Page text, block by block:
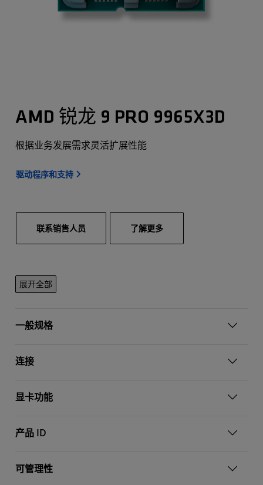
AMD 锐龙 9 PRO 9965X3D
根据业务发展需求灵活扩展性能
驱动程序和支持
联系销售人员 了解更多
展开全部
一般规格
连接
显卡功能
产品 ID
可管理性